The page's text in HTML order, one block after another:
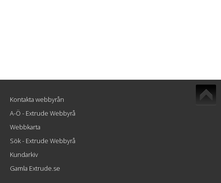
Kontakta webbyrån
A-Ö - Extrude Webbyrå
Webbkarta
Sök - Extrude Webbyrå
Kundarkiv
Gamla Extrude.se